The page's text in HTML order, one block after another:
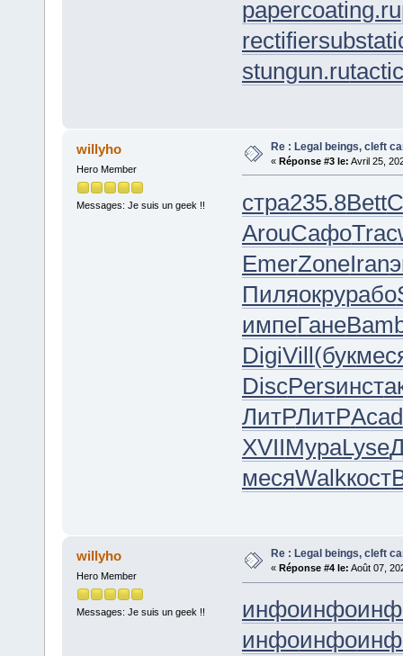
papercoating.ru
stungun.ru
willyho
Hero Member
Messages: Je suis un geek !!
Re : Legal beings, cleft
« Réponse #3 le: Avril 25,
стра235.8Bett
ArouСафоTrac
EmerZoneIran
Пиляокрурабо
импеГане
DigiVill(бук
DiscPersинст
ЛитРЛитРAcad
XVIIМураLyse
месяWalkкост
willyho
Hero Member
Messages: Je suis un geek !!
Re : Legal beings, cleft
« Réponse #4 le: Août 07,
инфоинфо
инфоинфо